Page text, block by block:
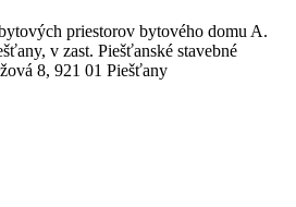
priestorov bytového domu A.
v zast. Piešťanské stavebné
8, 921 01 Piešťany